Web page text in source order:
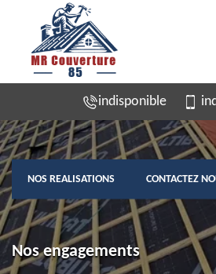
indisponible
NOS REALISATIONS CONTACTEZ
Nos engagements